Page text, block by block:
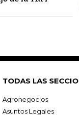
TODAS LAS
Agronegocios
Asuntos Legales